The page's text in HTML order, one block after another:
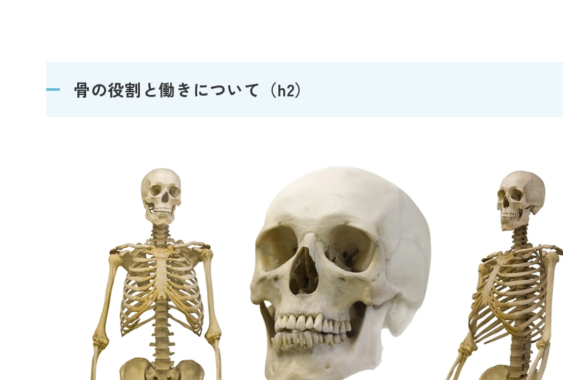
骨の役割と働きについて（h2）